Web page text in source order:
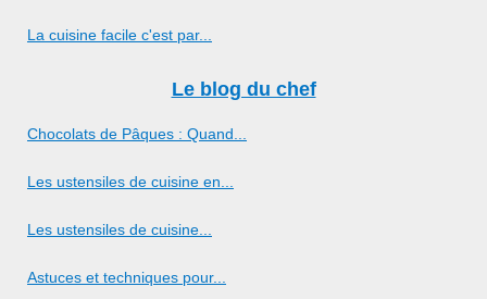
La cuisine facile c'est par...
Le blog du chef
Chocolats de Pâques : Quand...
Les ustensiles de cuisine en...
Les ustensiles de cuisine...
Astuces et techniques pour...